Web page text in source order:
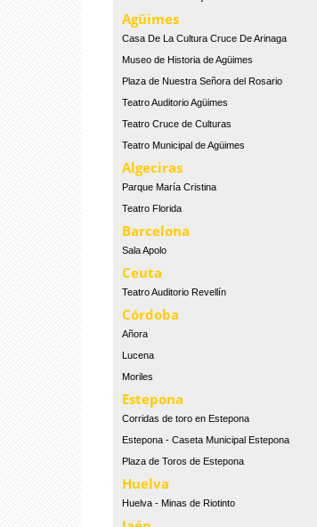
Agüimes
Casa De La Cultura Cruce De Arinaga
Museo de Historia de Agüimes
Plaza de Nuestra Señora del Rosario
Teatro Auditorio Agüimes
Teatro Cruce de Culturas
Teatro Municipal de Agüimes
Algeciras
Parque María Cristina
Teatro Florida
Barcelona
Sala Apolo
Ceuta
Teatro Auditorio Revellín
Córdoba
Añora
Lucena
Moriles
Estepona
Corridas de toro en Estepona
Estepona - Caseta Municipal Estepona
Plaza de Toros de Estepona
Huelva
Huelva - Minas de Riotinto